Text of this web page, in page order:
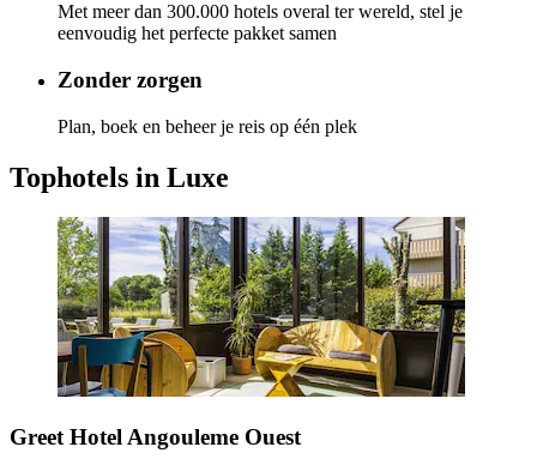
Met meer dan 300.000 hotels overal ter wereld, stel je
eenvoudig het perfecte pakket samen
Zonder zorgen
Plan, boek en beheer je reis op één plek
Tophotels in Luxe
Greet Hotel Angouleme Ouest